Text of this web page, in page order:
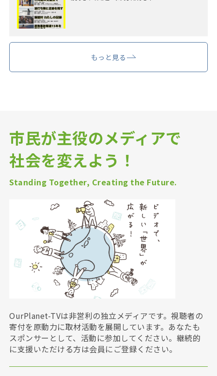
もっと見る
市民が主役のメディアで
社会を変えよう！
Standing Together, Creating the Future.
OurPlanet-TVは非営利の独立メディアです。視聴者の
寄付を原動力に取材活動を展開しています。あなたも
スポンサーとして、活動に参加してください。継続的
に支援いただける方は会員にご登録ください。